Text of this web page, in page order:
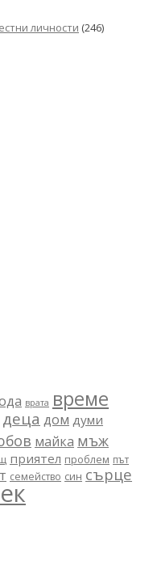
личности (246)
врата време
деца дом думи
майка мъж
приятел проблем път
семейство син сърце